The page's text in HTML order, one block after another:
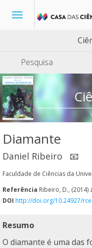
Toggle
Pesquisa
Diamante
Daniel Ribeiro 📧
Faculdade de Ciências da
Referência Ribeiro, D., (2014)
DOI http://doi.org/10.24927/
Resumo
O diamante é uma das